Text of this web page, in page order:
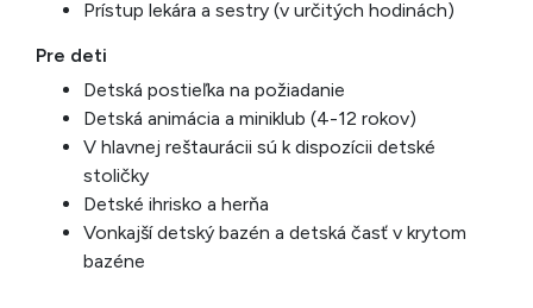
Prístup lekára a sestry (v určitých hodinách)
Pre deti
Detská postieľka na požiadanie
Detská animácia a miniklub (4-12 rokov)
V hlavnej reštaurácii sú k dispozícii detské
stoličky
Detské ihrisko a herňa
Vonkajší detský bazén a detská časť v krytom
bazéne